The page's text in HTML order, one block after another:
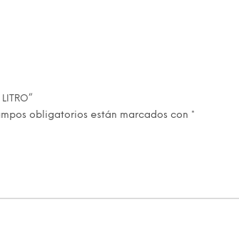
obligatorios están marcados con *